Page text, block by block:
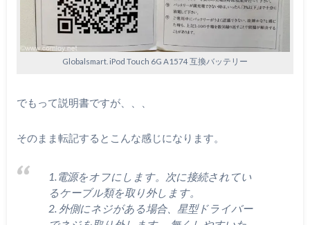
Globalsmart. iPod Touch 6G A1574 互換バッテリー
でもって説明書ですが、、、
そのまま転記するとこんな感じになります。
1.電源をオフにします。次に接続されてい
るケーブル類を取り外します。
2. 外側にネジがある場合、星型ドライバー